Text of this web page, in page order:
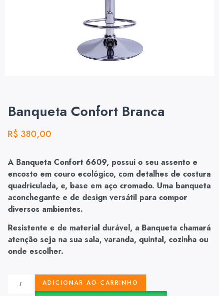
Banqueta Confort Branca
R$ 380,00
A Banqueta Confort 6609, possui o seu assento e
encosto em couro ecológico, com detalhes de costura
quadriculada, e, base em aço cromado. Uma banqueta
aconchegante e de design versátil para compor
diversos ambientes.
Resistente e de material durável, a Banqueta chamará
atenção seja na sua sala, varanda, quintal, cozinha ou
onde escolher.
ADICIONAR AO CARRINHO